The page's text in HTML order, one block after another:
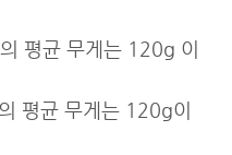
평균 무게는 120g 이
평균 무게는 120g이